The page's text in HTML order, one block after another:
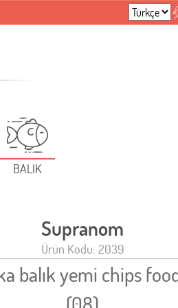
BALIK
Supranom
Ürün Kodu: 2039
balık yemi chips